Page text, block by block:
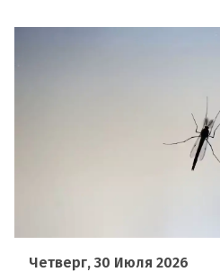
Четверг, 30 Июля 2026